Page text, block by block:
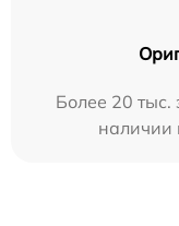
Более 20 тыс.
наличии